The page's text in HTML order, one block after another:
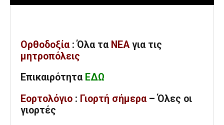
Ορθοδοξία : Όλα τα ΝΕΑ για τις
μητροπόλεις
Επικαιρότητα ΕΔΩ
Εορτολόγιο : Γιορτή σήμερα – Όλες οι
γιορτές